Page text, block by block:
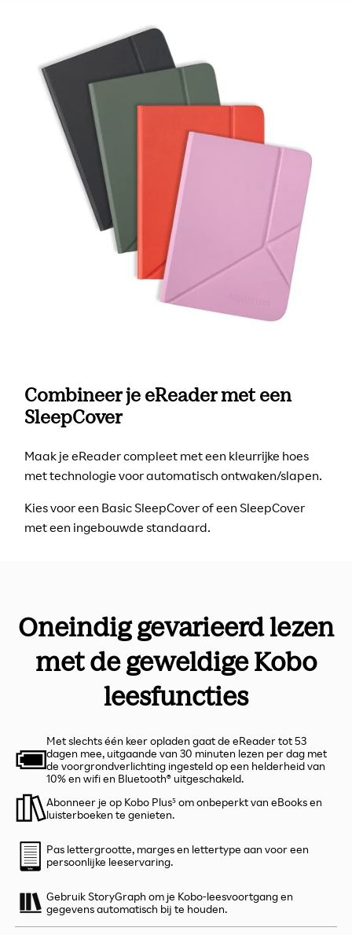
Combineer je eReader met een
SleepCover
Maak je eReader compleet met een kleurrijke hoes
met technologie voor automatisch ontwaken/slapen.
Kies voor een Basic SleepCover of een SleepCover
met een ingebouwde standaard.
Oneindig gevarieerd lezen
met de geweldige Kobo
leesfuncties
Met slechts één keer opladen gaat de eReader tot 53
dagen mee, uitgaande van 30 minuten lezen per dag met
de voorgrondverlichting ingesteld op een helderheid van
10% en wifi en Bluetooth® uitgeschakeld.
Abonneer je op Kobo Plus⁵ om onbeperkt van eBooks en
luisterboeken te genieten.
Pas lettergrootte, marges en lettertype aan voor een
persoonlijke leeservaring.
Gebruik StoryGraph om je Kobo-leesvoortgang en
gegevens automatisch bij te houden.